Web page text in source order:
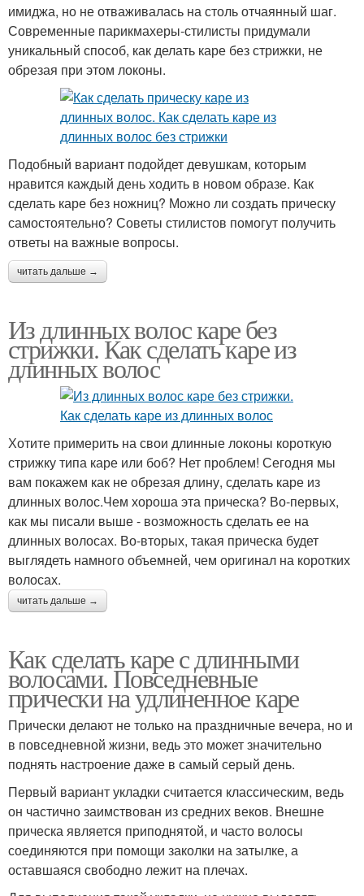
имиджа, но не отваживалась на столь отчаянный шаг.
Современные парикмахеры-стилисты придумали
уникальный способ, как делать каре без стрижки, не
обрезая при этом локоны.
Подобный вариант подойдет девушкам, которым
нравится каждый день ходить в новом образе. Как
сделать каре без ножниц? Можно ли создать прическу
самостоятельно? Советы стилистов помогут получить
ответы на важные вопросы.
читать дальше →
Из длинных волос каре без
стрижки. Как сделать каре из
длинных волос
Хотите примерить на свои длинные локоны короткую
стрижку типа каре или боб? Нет проблем! Сегодня мы
вам покажем как не обрезая длину, сделать каре из
длинных волос.Чем хороша эта прическа? Во-первых,
как мы писали выше - возможность сделать ее на
длинных волосах. Во-вторых, такая прическа будет
выглядеть намного объемней, чем оригинал на коротких
волосах.
читать дальше →
Как сделать каре с длинными
волосами. Повседневные
прически на удлиненное каре
Прически делают не только на праздничные вечера, но и
в повседневной жизни, ведь это может значительно
поднять настроение даже в самый серый день.
Первый вариант укладки считается классическим, ведь
он частично заимствован из средних веков. Внешне
прическа является приподнятой, и часто волосы
соединяются при помощи заколки на затылке, а
оставшаяся свободно лежит на плечах.